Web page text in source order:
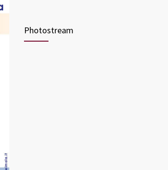
Photostream